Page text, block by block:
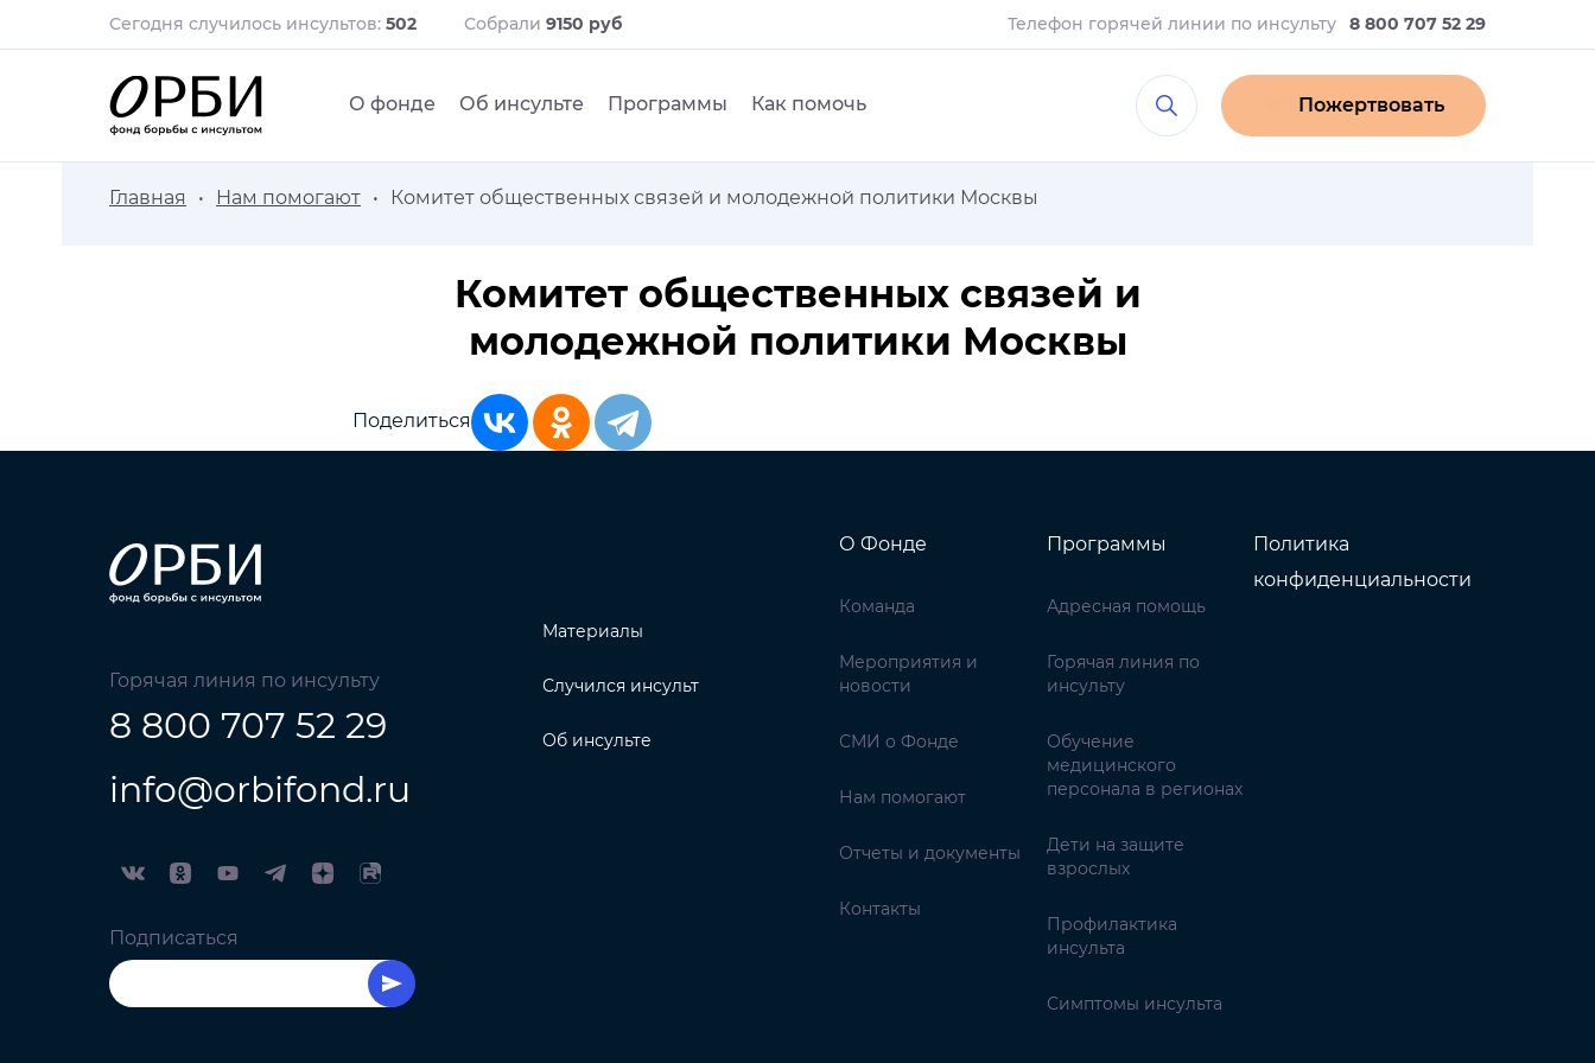
Сегодня случилось инсультов: 502 Собрали 9150 руб Телефон горячей линии по инсульту 8 800 707 52 29
О фонде Об инсульте Программы Как помочь Пожертвовать
Главная Нам помогают Комитет общественных связей и молодежной политики Москвы
Комитет общественных связей и
молодежной политики Москвы
Поделиться
Горячая линия по инсульту
8 800 707 52 29
info@orbifond.ru
Подписаться
Материалы
Случился инсульт
Об инсульте
О Фонде
Команда
Мероприятия и
новости
СМИ о Фонде
Нам помогают
Отчеты и документы
Контакты
Программы
Адресная помощь
Горячая линия по
инсульту
Обучение
медицинского
персонала в регионах
Дети на защите
взрослых
Профилактика
инсульта
Симптомы инсульта
Политика
конфиденциальности